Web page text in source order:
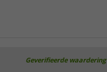
Geverifieerde waardering